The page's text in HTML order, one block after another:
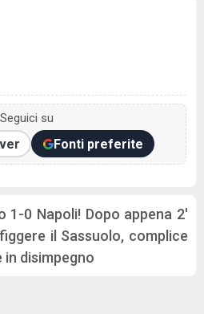
Seguici su
Fonti preferite
1-0 Napoli! Dopo appena 2'
il Sassuolo, complice
disimpegno